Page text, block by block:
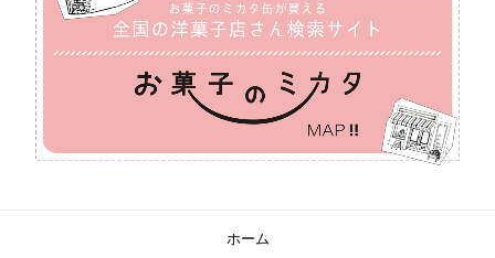
ホーム